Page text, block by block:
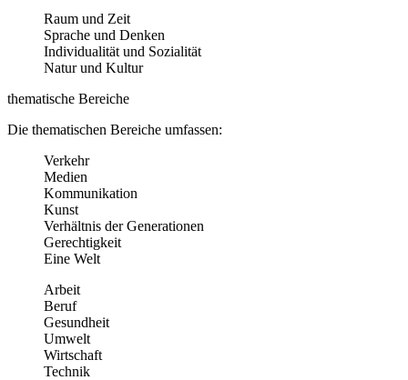
Raum und Zeit
Sprache und Denken
Individualität und Sozialität
Natur und Kultur
thematische Bereiche
Die thematischen Bereiche umfassen:
Verkehr
Medien
Kommunikation
Kunst
Verhältnis der Generationen
Gerechtigkeit
Eine Welt
Arbeit
Beruf
Gesundheit
Umwelt
Wirtschaft
Technik